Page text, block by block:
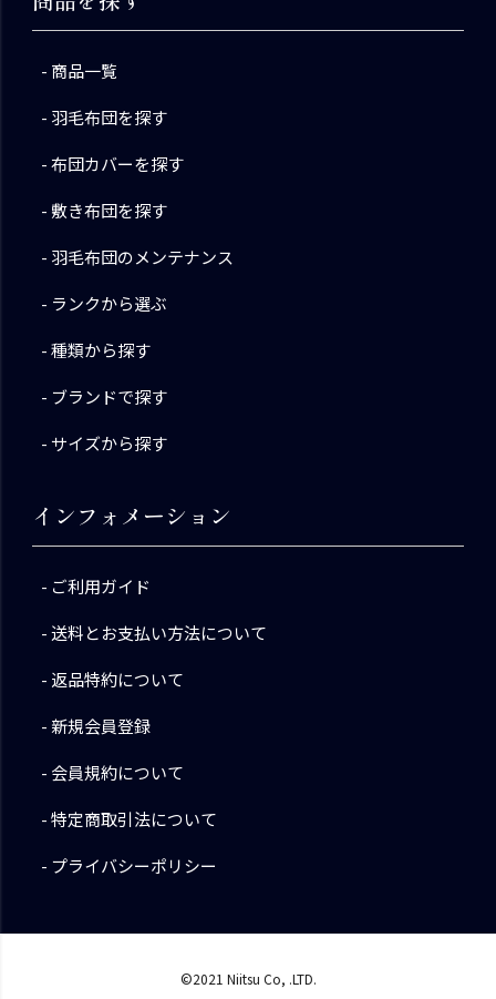
商品一覧
羽毛布団を探す
布団カバーを探す
敷き布団を探す
羽毛布団のメンテナンス
ランクから選ぶ
種類から探す
ブランドで探す
サイズから探す
インフォメーション
ご利用ガイド
送料とお支払い方法について
返品特約について
新規会員登録
会員規約について
特定商取引法について
プライバシーポリシー
©2021 Niitsu Co, .LTD.